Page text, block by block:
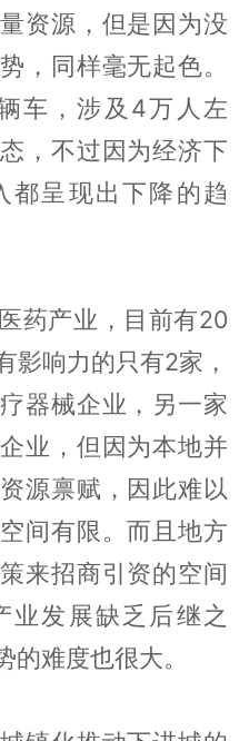
资源，但是因为没
，同样毫无起色。
车，涉及4万人左
，不过因为经济下
都呈现出下降的趋
药产业，目前有20
影响力的只有2家，
器械企业，另一家
业，但因为本地并
源禀赋，因此难以
间有限。而且地方
来招商引资的空间
业发展缺乏后继之
的难度也很大。